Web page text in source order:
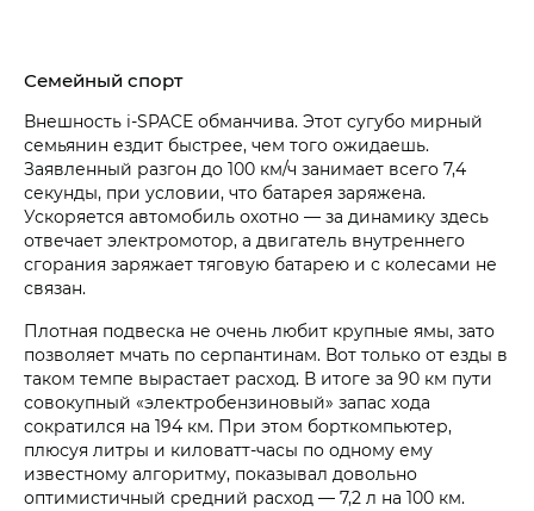
Семейный спорт
Внешность i‑SPACE обманчива. Этот сугубо мирный
семьянин ездит быстрее, чем того ожидаешь.
Заявленный разгон до 100 км/ч занимает всего 7,4
секунды, при условии, что батарея заряжена.
Ускоряется автомобиль охотно — за динамику здесь
отвечает электромотор, а двигатель внутреннего
сгорания заряжает тяговую батарею и с колесами не
связан.
Плотная подвеска не очень любит крупные ямы, зато
позволяет мчать по серпантинам. Вот только от езды в
таком темпе вырастает расход. В итоге за 90 км пути
совокупный «электробензиновый» запас хода
сократился на 194 км. При этом борткомпьютер,
плюсуя литры и киловатт-часы по одному ему
известному алгоритму, показывал довольно
оптимистичный средний расход — 7,2 л на 100 км.